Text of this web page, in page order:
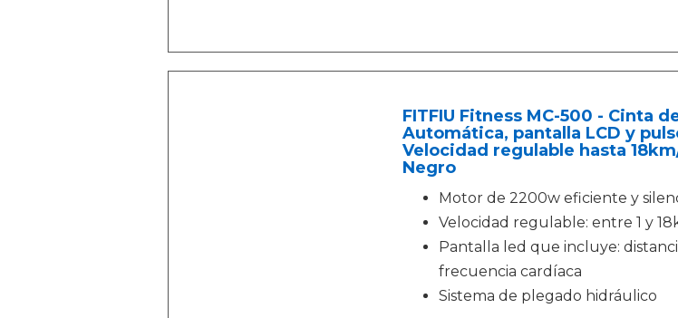
FITFIU Fitness MC-500 - Cinta
Automática, pantalla LCD y
Velocidad regulable hasta
Negro
Motor de 2200w eficiente y
Velocidad regulable: entre 1 y
Pantalla led que incluye:
frecuencia cardíaca
Sistema de plegado hidráulico